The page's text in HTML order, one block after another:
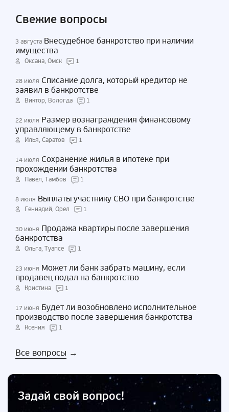
Свежие вопросы
3 августа Внесудебное банкротство при наличии
имущества
Оксана, Омск 1
28 июля Списание долга, который кредитор не
заявил в банкротстве
Виктор, Вологда 1
22 июля Размер вознаграждения финансовому
управляющему в банкротстве
Илья, Саратов 1
14 июля Сохранение жилья в ипотеке при
прохождении банкротства
Павел, Тамбов 1
8 июля Выплаты участнику СВО при банкротстве
Геннадий, Орел 1
30 июня Продажа квартиры после завершения
банкротства
Ольга, Туапсе 1
23 июня Может ли банк забрать машину, если
продавец подал на банкротство
Кристина 1
17 июня Будет ли возобновлено исполнительное
производство после завершения банкротства
Ксения 1
Все вопросы →
Задай свой вопрос!